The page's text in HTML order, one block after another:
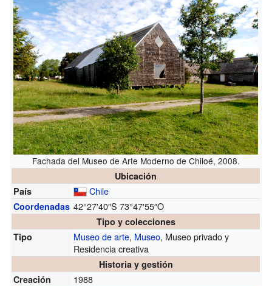
Fachada del Museo de Arte Moderno de Chiloé, 2008.
Ubicación
País
Chile
Coordenadas 42°27′40″S 73°47′55″O
Tipo y colecciones
Tipo
Museo de arte, Museo, Museo privado y
Residencia creativa
Historia y gestión
Creación
1988